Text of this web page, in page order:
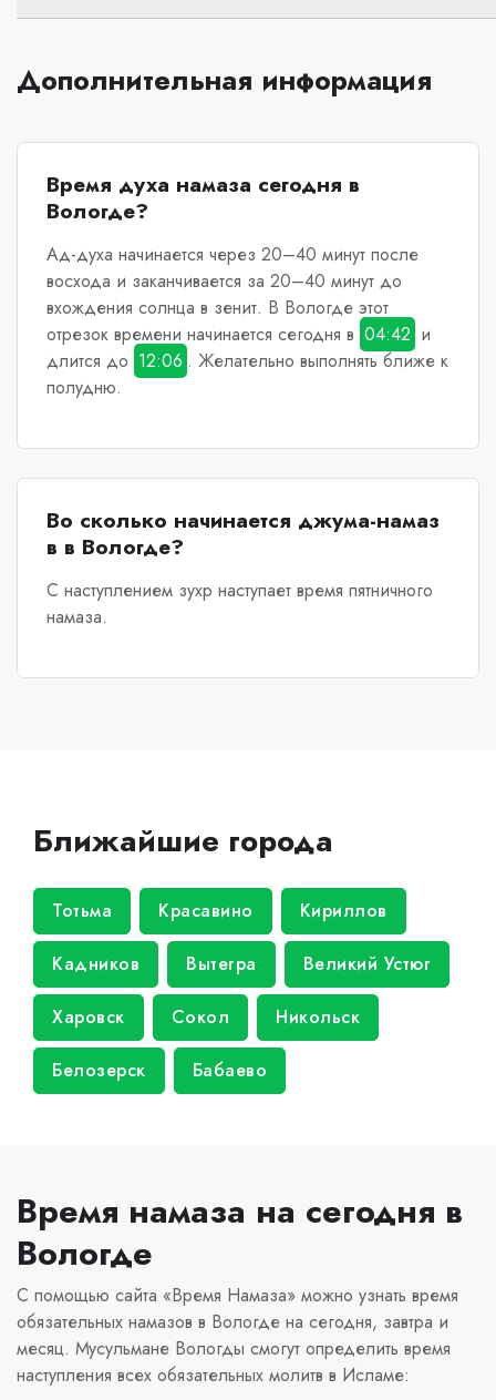
Дополнительная информация
Время духа намаза сегодня в
Вологде?
Ад-духа начинается через 20–40 минут после
восхода и заканчивается за 20–40 минут до
вхождения солнца в зенит. В Вологдеэтот
отрезок времени начинается сегодня в 04:42 и
длится до 12:06 . Желательно выполнять ближе к
полудню.
Во сколько начинается джума-намаз
в в Вологде?
С наступлением зухр наступает время пятничного
намаза.
Ближайшие города
Тотьма Красавино Кириллов
Кадников Вытегра Великий Устюг
Харовск Сокол Никольск
Белозерск Бабаево
Время намаза на сегодня в
Вологде
С помощью сайта «Время Намаза» можно узнать время
обязательных намазов в Вологде на сегодня, завтра и
месяц. Мусульмане Вологды смогут определить время
наступления всех обязательных молитв в Исламе: